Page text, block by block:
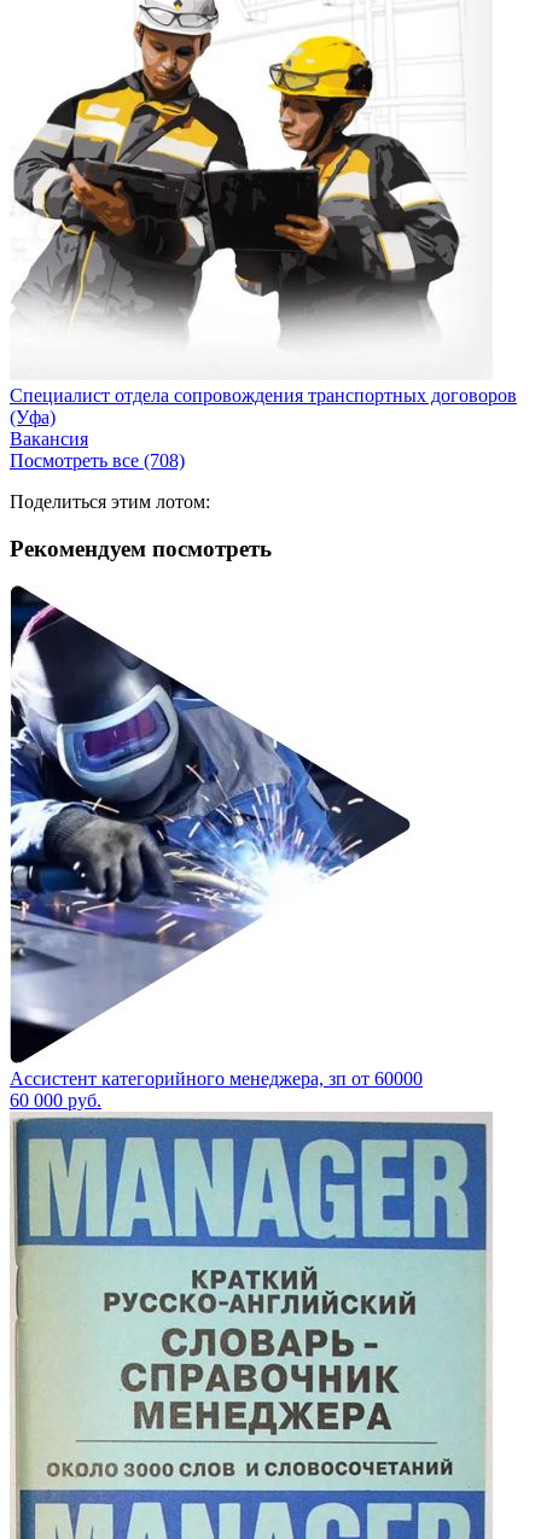
Специалист отдела сопровождения транспортных договоров
(Уфа)
Вакансия
Посмотреть все (708)
Поделиться этим лотом:
Рекомендуем посмотреть
Ассистент категорийного менеджера, зп от 60000
60 000 руб.